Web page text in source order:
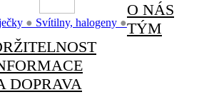
● Svítilny, halogeny ●
O NÁS
TÝM
DOPRAVA